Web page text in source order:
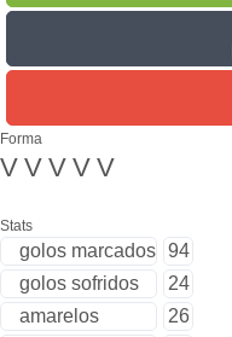
Forma
V V V V V
Stats
golos marcados 94
golos sofridos
24
amarelos
26